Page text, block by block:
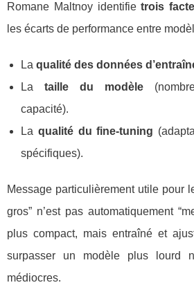
Romane Maltnoy identifietrois
les écarts de performance entre
La qualité des données
La taille du modèle
capacité).
La qualité du fine-tuning
spécifiques).
Message particulièrement utile pour
gros” n’est pas automatiquement
plus compact, mais entraîné et
surpasser un modèle plus lourd
médiocres.